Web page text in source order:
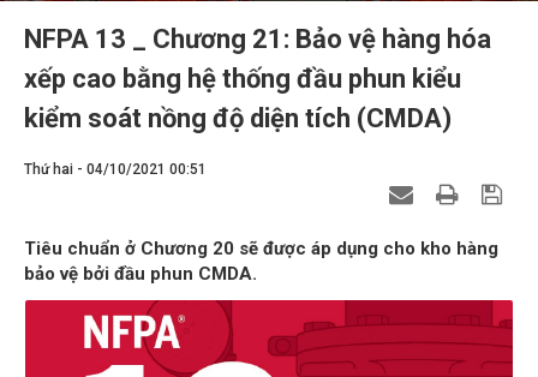
NFPA 13 _ Chương 21: Bảo vệ hàng hóa
xếp cao bằng hệ thống đầu phun kiểu
kiểm soát nồng độ diện tích (CMDA)
Thứ hai - 04/10/2021 00:51
Tiêu chuẩn ở Chương 20 sẽ được áp dụng cho kho hàng
bảo vệ bởi đầu phun CMDA.